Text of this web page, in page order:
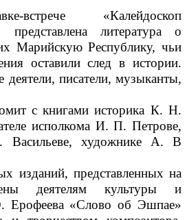
встрече «Калейдоскоп
представлена литература о
Марийскую Республику, чьи
оставили след в истории.
деятели, писатели, музыканты,
с книгами историка К. Н.
исполкома И. П. Петрове,
Васильеве, художнике А. В
изданий, представленных на
деятелям культуры и
Ерофеева «Слово об Эшпае»